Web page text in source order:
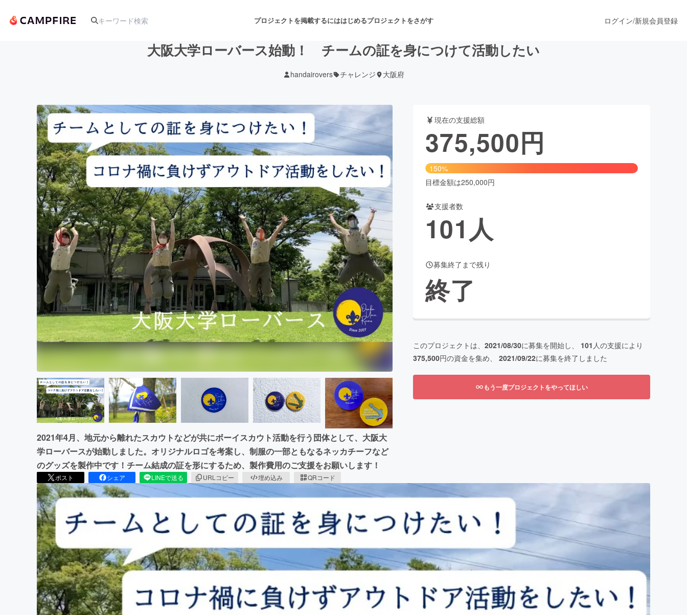
プロジェクトを掲載するにははじめるプロジェクトをさがす
アート・写真 音楽 舞台・パフォーマンス
テクノロジー・ガジェット ゲーム・サービス開発 フード・飲食店 ファッション
書籍・雑誌出版 アニメ・漫画
ビジネス・起業 チャレンジ ビューティー・ヘルスケア
まちづくり・地域活性化
CAMPFIRE for Social Good
CAMPFIRE Creation
CAMPFIREふるさと納税machi-yaコミュニティ
ログイン/新規会員登録
大阪大学ローバース始動！ チームの証を身につけて活動したい
handairovers チャレンジ 大阪府
2021年4月、地元から離れたスカウトなどが共にボーイスカウト活動を行う団体として、大阪大
学ローバースが始動しました。オリジナルロゴを考案し、制服の一部ともなるネッカチーフなど
のグッズを製作中です！チーム結成の証を形にするため、製作費用のご支援をお願いします！
ポスト シェア LINEで送る URLコピー 埋め込み QRコード
現在の支援総額
375,500円
150%
目標金額は250,000円
支援者数
101人
募集終了まで残り
終了
このプロジェクトは、 2021/08/30に募集を開始し、 101 人の支援により
375,500円の資金を集め、 2021/09/22に募集を終了しました
もう一度プロジェクトをやってほしい